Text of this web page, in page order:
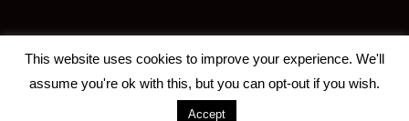
This website uses cookies to improve your experience. We'll
assume you're ok with this, but you can opt-out if you wish.
Accept